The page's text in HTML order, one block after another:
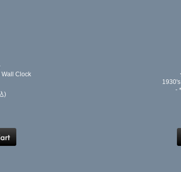
Wall Clock
)
-